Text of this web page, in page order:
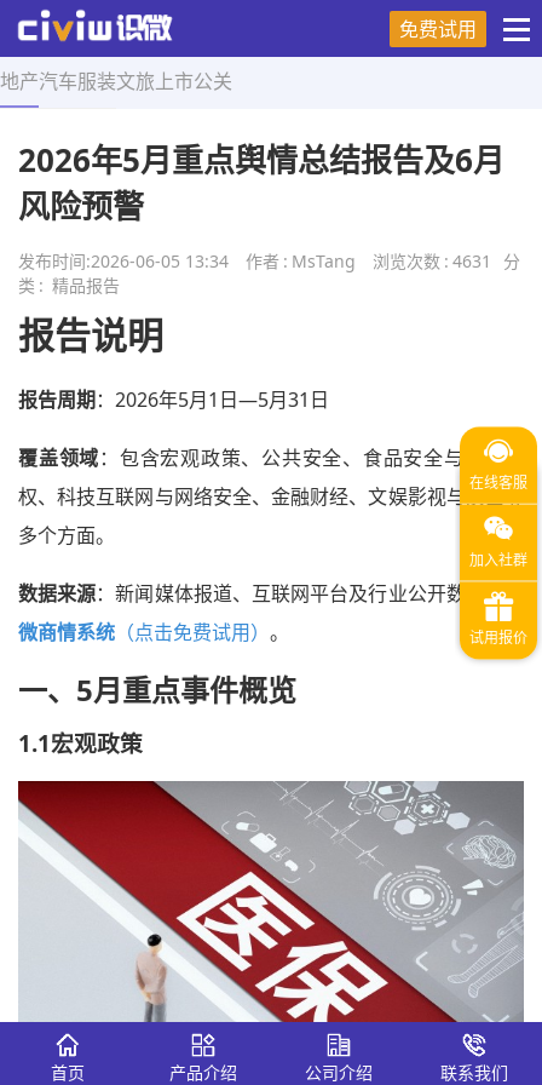
免费试用
地产汽车服装文旅 上市公关
首页 > 精品报告 > 正文
2026年5月重点舆情总结报告及6月
风险预警
发布时间:2026-06-05 13:34 作者 : MsTang 浏览次数 : 4631
分
类 : 精品报告
报告说明
报告周期：2026年5月1日—5月31日
覆盖领域：包含宏观政策、公共安全、食品安全与消费维
权、科技互联网与网络安全、金融财经、文娱影视与演出等
多个方面。
数据来源：新闻媒体报道、互联网平台及行业公开数据、识
微商情系统 （点击免费试用） 。
一、5月重点事件概览
1.1宏观政策
首页 产品介绍 公司介绍 联系我们